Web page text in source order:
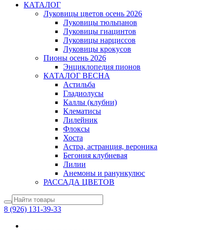
КАТАЛОГ
Луковицы цветов осень 2026
Луковицы тюльпанов
Луковицы гиацинтов
Луковицы нарциссов
Луковицы крокусов
Пионы осень 2026
Энциклопедия пионов
КАТАЛОГ ВЕСНА
Астильба
Гладиолусы
Каллы (клубни)
Клематисы
Лилейник
Флоксы
Хоста
Астра, астранция, вероника
Бегония клубневая
Лилии
Анемоны и ранункулюс
РАССАДА ЦВЕТОВ
8 (926) 131-39-33